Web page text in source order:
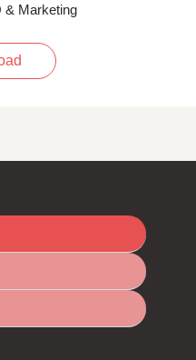
& Marketing